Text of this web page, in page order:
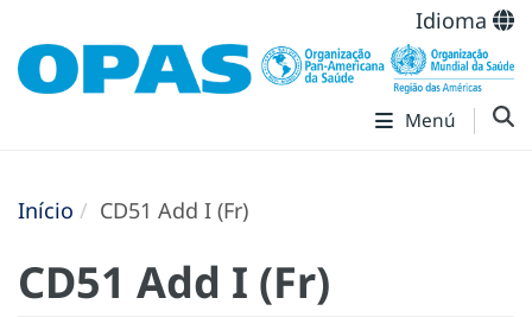
Idioma
Menú
Início CD51 Add I (Fr)
CD51 Add I (Fr)